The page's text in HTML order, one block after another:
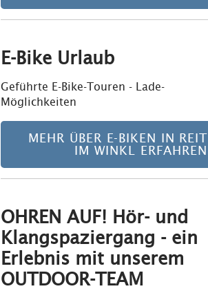
E-Bike Urlaub
Geführte E-Bike-Touren - Lade-
Möglichkeiten
MEHR ÜBER E-BIKEN IN REIT
IM WINKL ERFAHREN
OHREN AUF! Hör- und
Klangspaziergang - ein
Erlebnis mit unserem
OUTDOOR-TEAM